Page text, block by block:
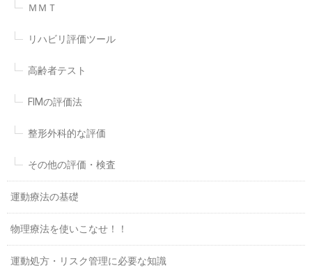
ＭＭＴ
リハビリ評価ツール
高齢者テスト
FIMの評価法
整形外科的な評価
その他の評価・検査
運動療法の基礎
物理療法を使いこなせ！！
運動処方・リスク管理に必要な知識